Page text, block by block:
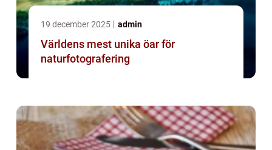
19 december 2025 admin
Världens mest unika öar för
naturfotografering